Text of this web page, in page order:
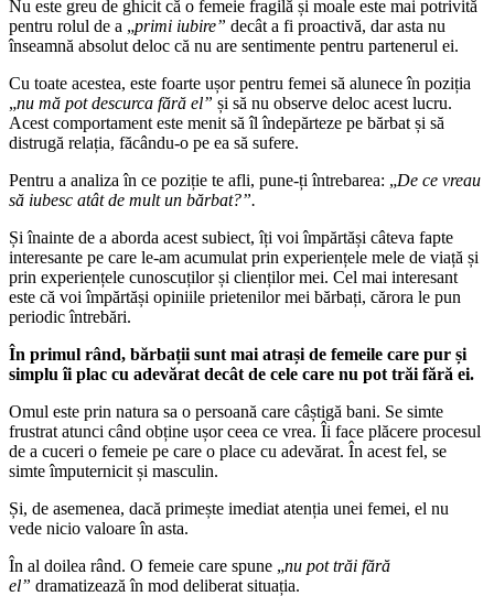
Nu este greu de ghicit că o femeie fragilă și moale este mai potrivită
pentru rolul de a „primi iubire” decât a fi proactivă, dar asta nu
înseamnă absolut deloc că nu are sentimente pentru partenerul ei.
Cu toate acestea, este foarte ușor pentru femei să alunece în poziția
„nu mă pot descurca fără el” și să nu observe deloc acest lucru.
Acest comportament este menit să îl îndepărteze pe bărbat și să
distrugă relația, făcându-o pe ea să sufere.
Pentru a analiza în ce poziție te afli, pune-ți întrebarea: „De ce vreau
să iubesc atât de mult un bărbat?”.
Și înainte de a aborda acest subiect, îți voi împărtăși câteva fapte
interesante pe care le-am acumulat prin experiențele mele de viață și
prin experiențele cunoscuților și clienților mei. Cel mai interesant
este că voi împărtăși opiniile prietenilor mei bărbați, cărora le pun
periodic întrebări.
În primul rând, bărbații sunt mai atrași de femeile care pur și
simplu îi plac cu adevărat decât de cele care nu pot trăi fără ei.
Omul este prin natura sa o persoană care câștigă bani. Se simte
frustrat atunci când obține ușor ceea ce vrea. Îi face plăcere procesul
de a cuceri o femeie pe care o place cu adevărat. În acest fel, se
simte împuternicit și masculin.
Și, de asemenea, dacă primește imediat atenția unei femei, el nu
vede nicio valoare în asta.
În al doilea rând. O femeie care spune „nu pot trăi fără
el” dramatizează în mod deliberat situația.